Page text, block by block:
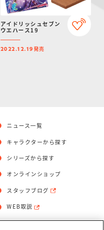
アイドリッシュセブン
ウエハース19
2022.12.19発売
ニュース一覧
キャラクターから探す
シリーズから探す
オンラインショップ
スタッフブログ
WEB取説